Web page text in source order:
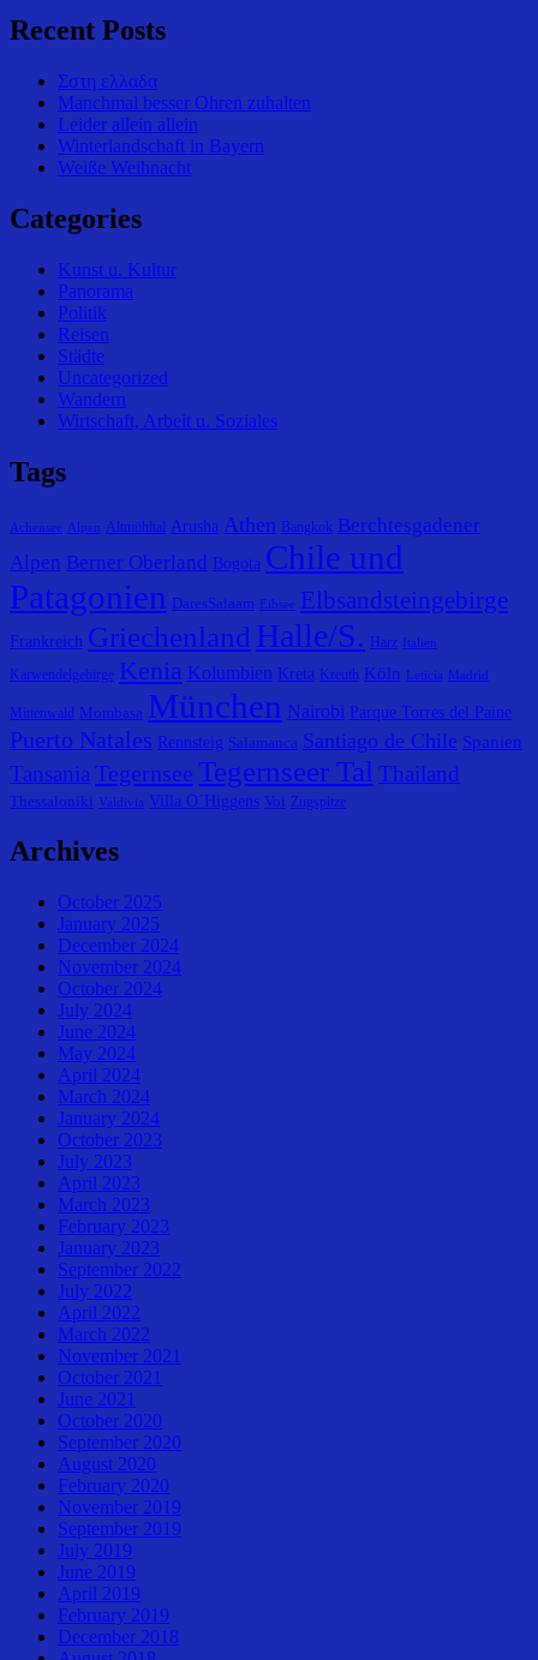
Recent Posts
Σστη ελλαδα
Manchmal besser Ohren zuhalten
Leider allein allein
Winterlandschaft in Bayern
Weiße Weihnacht
Categories
Kunst u. Kultur
Panorama
Politik
Reisen
Städte
Uncategorized
Wandern
Wirtschaft, Arbeit u. Soziales
Tags
Achensee Alpen Altmühltal Arusha Athen Bangkok Berchtesgadener
Alpen Berner Oberland Bogota Chile und
Patagonien DaresSalaam Eibsee Elbsandsteingebirge
Frankreich Griechenland Halle/S. Harz Italien
Karwendelgebirge Kenia Kolumbien Kreta Kreuth Köln Leticia Madrid
Mittenwald Mombasa München Nairobi Parque Torres del Paine
Puerto Natales Rennsteig Salamanca Santiago de Chile Spanien
Tansania Tegernsee Tegernseer Tal Thailand
Thessaloniki Valdivia Villa O´Higgens Voi Zugspitze
Archives
October 2025
January 2025
December 2024
November 2024
October 2024
July 2024
June 2024
May 2024
April 2024
March 2024
January 2024
October 2023
July 2023
April 2023
March 2023
February 2023
January 2023
September 2022
July 2022
April 2022
March 2022
November 2021
October 2021
June 2021
October 2020
September 2020
August 2020
February 2020
November 2019
September 2019
July 2019
June 2019
April 2019
February 2019
December 2018